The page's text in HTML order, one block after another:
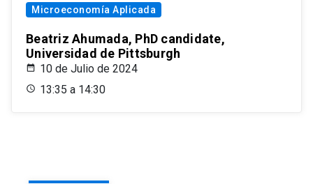
Microeconomía Aplicada
Beatriz Ahumada, PhD candidate,
Universidad de Pittsburgh
10 de Julio de 2024
13:35 a 14:30